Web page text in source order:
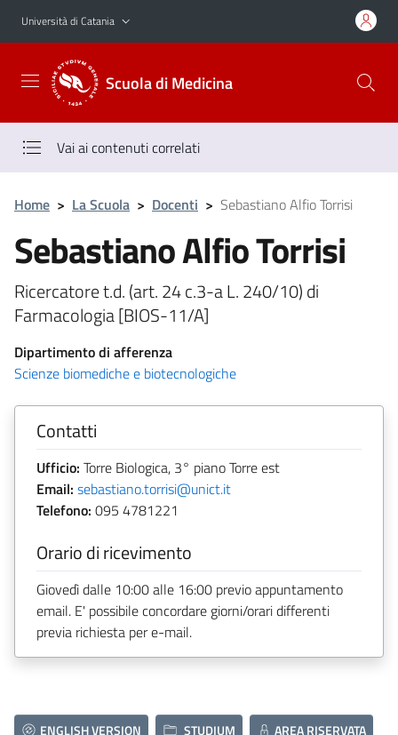
Vai al contenuto principale
Vai al menu di navigazione
Università di Catania
Scuola di Medicina
Vai ai contenuti correlati
Home > La Scuola > Docenti > Sebastiano Alfio Torrisi
Sebastiano Alfio Torrisi
Ricercatore t.d. (art. 24 c.3-a L. 240/10) di
Farmacologia [BIOS-11/A]
Dipartimento di afferenza
Scienze biomediche e biotecnologiche
Contatti
Ufficio: Torre Biologica, 3° piano Torre est
Email: sebastiano.torrisi@unict.it
Telefono: 095 4781221
Orario di ricevimento
Giovedì dalle 10:00 alle 16:00 previo appuntamento
email. E' possibile concordare giorni/orari differenti
previa richiesta per e-mail.
ENGLISH VERSION STUDIUM AREA RISERVATA